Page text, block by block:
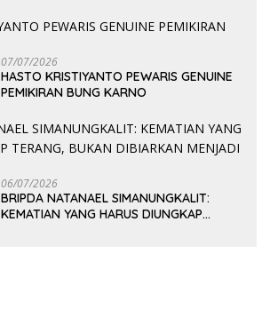
07/07/2026
HASTO KRISTIYANTO PEWARIS GENUINE
PEMIKIRAN BUNG KARNO
06/07/2026
BRIPDA NATANAEL SIMANUNGKALIT:
KEMATIAN YANG HARUS DIUNGKAP